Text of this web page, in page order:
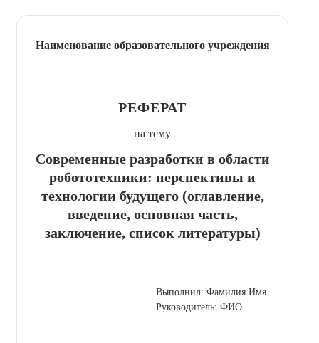
Наименование образовательного учреждения
РЕФЕРАТ
на тему
Современные разработки в области
робототехники: перспективы и
технологии будущего (оглавление,
введение, основная часть,
заключение, список литературы)
Выполнил: Фамилия Имя
Руководитель: ФИО